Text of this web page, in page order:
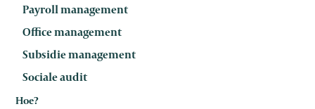
Payroll management
Office management
Subsidie management
Sociale audit
Hoe?